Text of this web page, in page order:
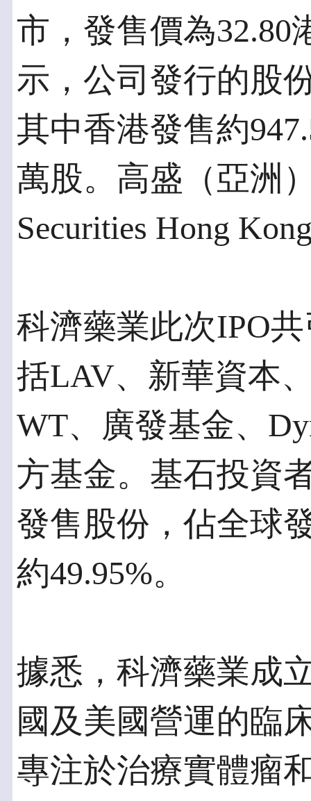
市，發售價為32.80
示，公司發行的股
其中香港發售約
萬股。高盛（亞洲
Securities Hong
科濟藥業此次IPO
括LAV、新華資本
WT、廣發基金、
方基金。基石投資
發售股份，佔全球
約49.95%。
據悉，科濟藥業成
國及美國營運的臨
專注於治療實體瘤